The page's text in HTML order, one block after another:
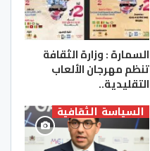
السمارة : وزارة الثقافة
تنظم مهرجان الألعاب
التقليدية..
السياسة الثقافية